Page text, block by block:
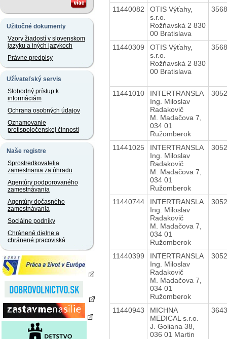
Užitočné dokumenty
Vzory žiadostí v slovenskom
jazyku a iných jazykoch
Právne predpisy
Užívateľský servis
Slobodný prístup k
informáciám
Ochrana osobných údajov
Oznamovanie
protispoločenskej činnosti
Naše registre
Sprostredkovatelia
zamestnania za úhradu
Agentúry podporovaného
zamestnávania
Agentúry dočasného
zamestnávania
Sociálne podniky
Chránené dielne a
chránené pracoviská
11440082
OTIS Výťahy,
s.r.o.
Rožňavská 2 830
00 Bratislava
11440309
OTIS Výťahy,
s.r.o.
Rožňavská 2 830
00 Bratislava
11441010
INTERTRANSLA
Ing. Miloslav
Radakovič
M. Madačova 7,
034 01
Ružomberok
11441025
INTERTRANSLA
Ing. Miloslav
Radakovič
M. Madačova 7,
034 01
Ružomberok
11440744
INTERTRANSLA
Ing. Miloslav
Radakovič
M. Madačova 7,
034 01
Ružomberok
11440399
INTERTRANSLA
Ing. Miloslav
Radakovič
M. Madačova 7,
034 01
Ružomberok
11440943
MICHNA
MEDICAL s.r.o.
J. Goliana 38,
036 01 Martin